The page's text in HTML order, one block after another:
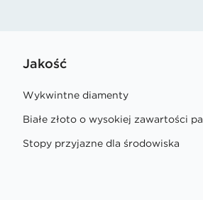
Jakość
Wykwintne diamenty
Białe złoto o wysokiej zawartości
Stopy przyjazne dla środowiska